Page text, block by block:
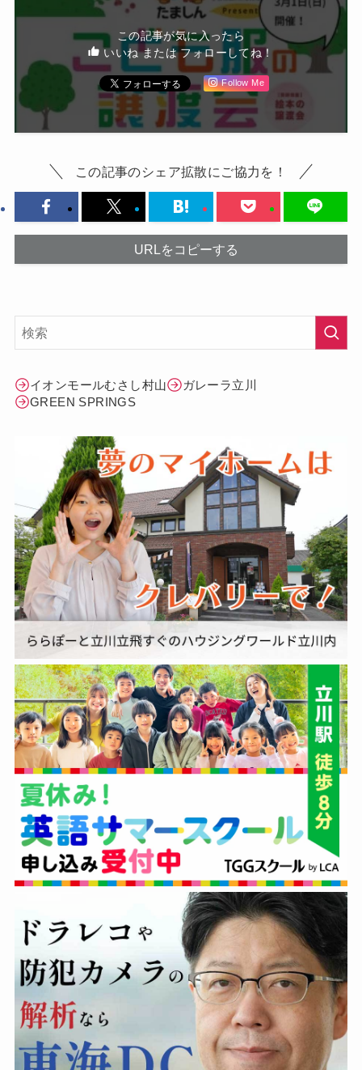
この記事が気に入ったら
いいね または フォローしてね！
Follow Me
この記事のシェア拡散にご協力を！
URLをコピーする
イオンモールむさし村山
ガレーラ立川
GREEN SPRINGS